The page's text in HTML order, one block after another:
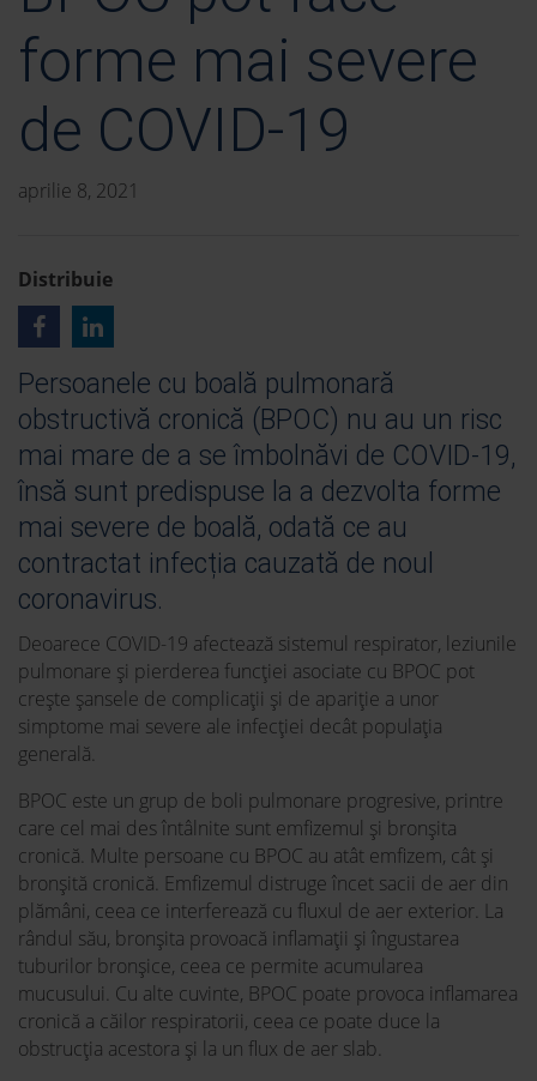
forme mai severe
de COVID-19
aprilie 8, 2021
Distribuie
Persoanele cu boală pulmonară
obstructivă cronică (BPOC) nu au un risc
mai mare de a se îmbolnăvi de COVID-19,
însă sunt predispuse la a dezvolta forme
mai severe de boală, odată ce au
contractat infecția cauzată de noul
coronavirus.
Deoarece COVID-19 afectează sistemul respirator, leziunile
pulmonare și pierderea funcției asociate cu BPOC pot
crește șansele de complicații și de apariție a unor
simptome mai severe ale infecției decât populația
generală.
BPOC este un grup de boli pulmonare progresive, printre
care cel mai des întâlnite sunt emfizemul și bronșita
cronică. Multe persoane cu BPOC au atât emfizem, cât și
bronșită cronică. Emfizemul distruge încet sacii de aer din
plămâni, ceea ce interferează cu fluxul de aer exterior. La
rândul său, bronșita provoacă inflamații și îngustarea
tuburilor bronșice, ceea ce permite acumularea
mucusului. Cu alte cuvinte, BPOC poate provoca inflamarea
cronică a căilor respiratorii, ceea ce poate duce la
obstrucția acestora și la un flux de aer slab.